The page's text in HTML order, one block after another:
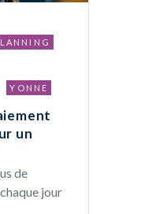
YONNE
un
de
jour